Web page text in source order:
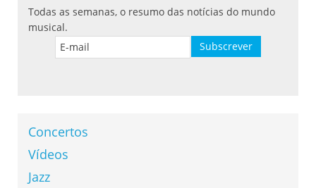
Todas as semanas, o resumo das notícias do mundo
musical.
Concertos
Vídeos
Jazz